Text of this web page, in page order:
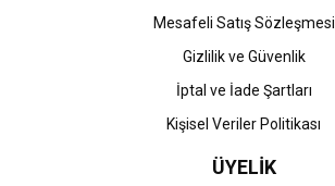
Mesafeli Satış Sözleşmesi
Gizlilik ve Güvenlik
İptal ve İade Şartları
Kişisel Veriler Politikası
ÜYELİK